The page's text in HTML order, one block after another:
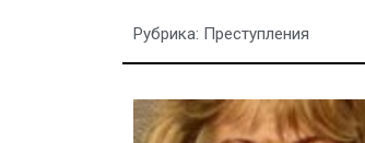
Рубрика: Преступления